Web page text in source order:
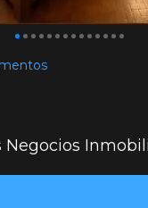
Negocios